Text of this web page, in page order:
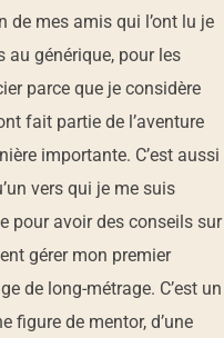
de mes amis qui l’ont lu je
au générique, pour les
parce que je considère
fait partie de l’aventure
importante. C’est aussi
vers qui je me suis
pour avoir des conseils sur
gérer mon premier
de long-métrage. C’est un
figure de mentor, d’une